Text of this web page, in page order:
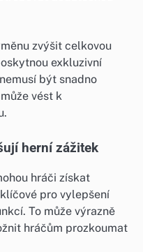
zvýšit celkovou
exkluzivní
být snadno
vést k
herní zážitek
hráči získat
pro vylepšení
To může výrazně
hráčům prozkoumat